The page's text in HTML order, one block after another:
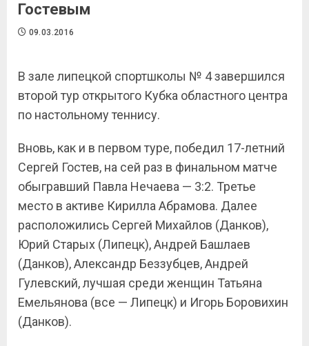
Гостевым
09.03.2016
В зале липецкой спортшколы № 4 завершился
второй тур открытого Кубка областного центра
по настольному теннису.
Вновь, как и в первом туре, победил 17-летний
Сергей Гостев, на сей раз в финальном матче
обыгравший Павла Нечаева — 3:2. Третье
место в активе Кирилла Абрамова. Далее
расположились Сергей Михайлов (Данков),
Юрий Старых (Липецк), Андрей Башлаев
(Данков), Александр Беззубцев, Андрей
Гулевский, лучшая среди женщин Татьяна
Емельянова (все — Липецк) и Игорь Боровихин
(Данков).